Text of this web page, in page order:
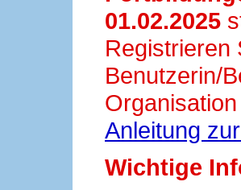
01.02.2025
Benutzerin/
Anleitung
Wichtige